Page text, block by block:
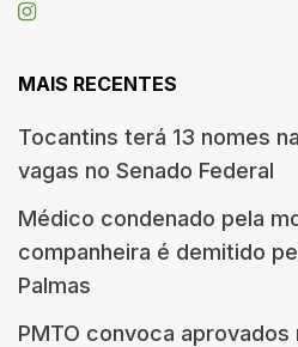
MAIS RECENTES
Tocantins terá 13 nomes
vagas no Senado Federal
Médico condenado pela
companheira é demitido
Palmas
PMTO convoca